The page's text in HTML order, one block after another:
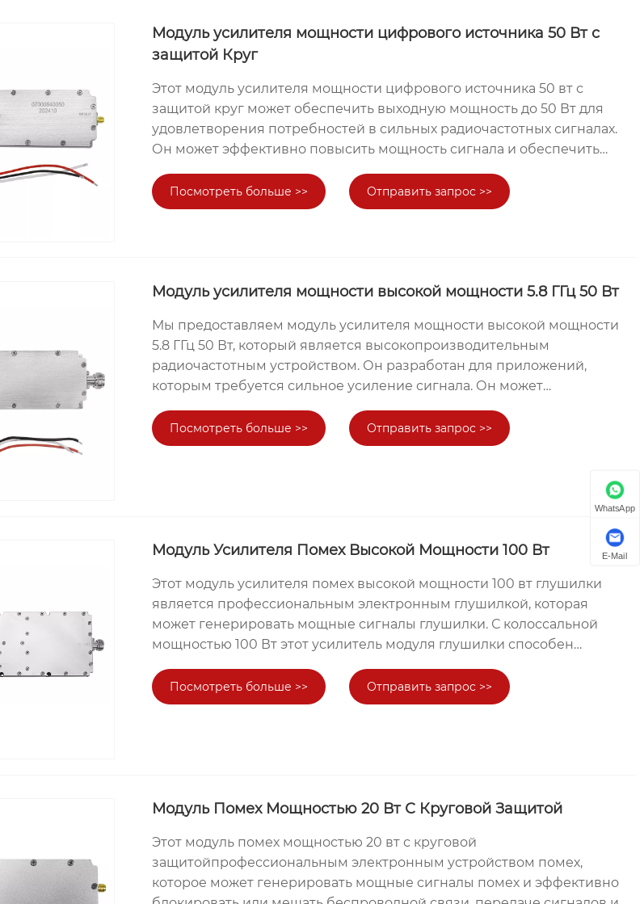
выходной мощности в соответствии с конкретными потребностями,
например, нормальную мощность 100 Вт. Он может генерировать
беспроводных сигналов в соответствующих диапазонах частот в
целевой области. усиления эффекта глушения.
Модуль усилителя мощности цифрового источника 50 Вт с
защитой Круг
Этот модуль усилителя мощности цифрового источника 50 вт с
защитой круг может обеспечить выходную мощность до 50 Вт для
удовлетворения потребностей в сильных радиочастотных сигналах.
Он может эффективно повысить мощность сигнала и обеспечить
усилителя мощности цифрового источника мощностью 50 Вт с
защитой круга имеет кольцевую защиту, которая повышает
Посмотреть больше >> Отправить запрос >>
Модуль усилителя мощности высокой мощности 5.8 ГГц 50 Вт
Мы предоставляем модуль усилителя мощности высокой мощности
5.8 ГГц 50 Вт, который является высокопроизводительным
радиочастотным устройством. Он разработан для приложений,
которым требуется сильное усиление сигнала. Он может
мощность может достигать 50 Вт, обеспечивая стабильный и
надежный сигнал для вашей беспроводной системы связи. Этот
мостов, беспроводных точек доступа и другого оборудования. Эти
превосходная производительность и хорошее удобство
Посмотреть больше >> Отправить запрос >>
Модуль Усилителя Помех Высокой Мощности 100 Вт
Этот модуль усилителя помех высокой мощности 100 вт глушилки
является профессиональным электронным глушилкой, которая
может генерировать мощные сигналы глушилки. С колоссальной
мощностью 100 Вт этот усилитель модуля глушилки способен
блокирования нежелательных сообщений. Качество модулей,
производимых Texin, гарантировано, а их превосходная
Посмотреть больше >> Отправить запрос >>
Модуль Помех Мощностью 20 Вт С Круговой Защитой
Этот модуль помех мощностью 20 вт с круговой
защитойпрофессиональным электронным устройством помех,
которое может генерировать мощные сигналы помех и эффективно
WhatsApp
E-Mail